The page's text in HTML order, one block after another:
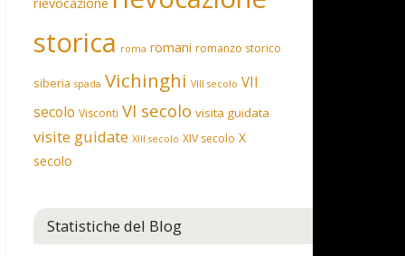
storica roma romani romanzo storico
siberia spada Vichinghi VIII secolo VII
secolo Visconti VI secolo visita guidata
visite guidate XIII secolo XIV secolo X
secolo
Statistiche del Blog